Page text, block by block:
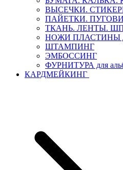
ВЫСЕЧКИ.
ПАЙЕТКИ.
ТКАНЬ. ЛЕНТЫ.
НОЖИ ПЛАСТИНЫ
ШТАМПИНГ
ЭМБОССИНГ
ФУРНИТУРА для
КАРДМЕЙКИНГ